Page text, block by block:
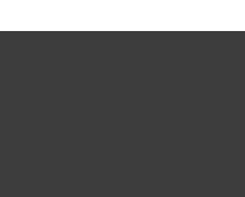
göra ett val, till